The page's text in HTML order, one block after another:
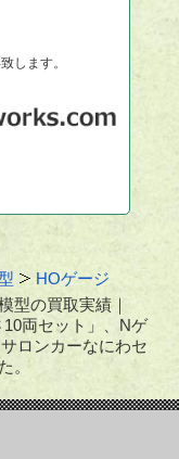
します。
HOゲージ
型の買取実績｜
両セット」、Nゲ
ロンカーなにわセ
。